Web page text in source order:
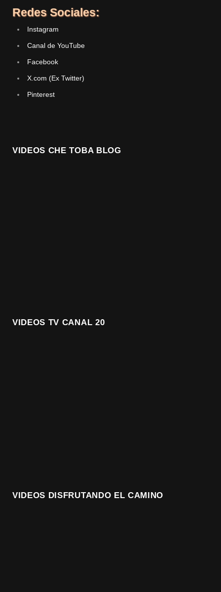
Redes Sociales:
Instagram
Canal de YouTube
Facebook
X.com (Ex Twitter)
Pinterest
VIDEOS CHE TOBA BLOG
VIDEOS TV CANAL 20
VIDEOS DISFRUTANDO EL CAMINO